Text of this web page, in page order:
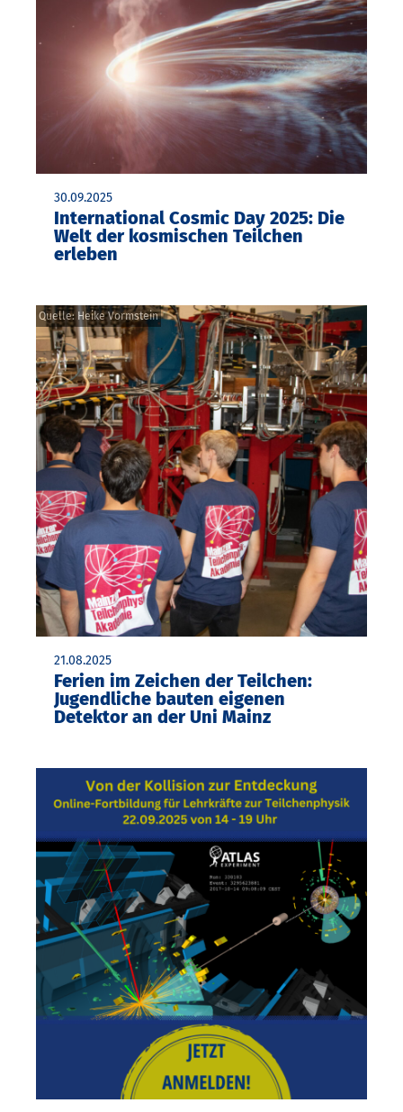
30.09.2025
International Cosmic Day 2025: Die
Welt der kosmischen Teilchen
erleben
Quelle: Heike Vormstein
21.08.2025
Ferien im Zeichen der Teilchen:
Jugendliche bauten eigenen
Detektor an der Uni Mainz